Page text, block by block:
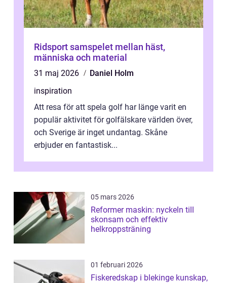
Ridsport samspelet mellan häst,
människa och material
31 maj 2026
Daniel Holm
inspiration
Att resa för att spela golf har länge varit en
populär aktivitet för golfälskare världen över,
och Sverige är inget undantag. Skåne
erbjuder en fantastisk...
05 mars 2026
Reformer maskin: nyckeln till
skonsam och effektiv
helkroppsträning
01 februari 2026
Fiskeredskap i blekinge kunskap,